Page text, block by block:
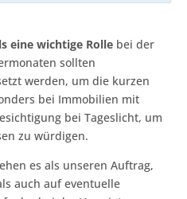
eine wichtige Rolle bei der
sollten
werden, um die kurzen
bei Immobilien mit
bei Tageslicht, um
zu würdigen.
es als unseren Auftrag,
auch auf eventuelle